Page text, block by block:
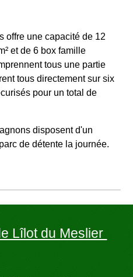
offre une capacité de 12
et de 6 box famille
tous une partie
tous directement sur six
pour un total de
disposent d'un
de détente la journée.
Lîlot du Meslier